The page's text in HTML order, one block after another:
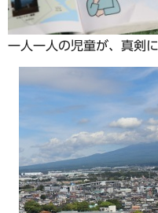
一人一人の児童が、真剣